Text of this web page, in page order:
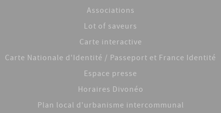
Associations
Lot of saveurs
Carte interactive
Carte Nationale d'Identité / Passeport et France Identité
Espace presse
Horaires Divonéo
Plan local d'urbanisme intercommunal